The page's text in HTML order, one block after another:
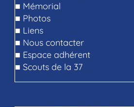
■ Mémorial
■ Photos
■ Liens
■ Nous contacter
■ Espace adhérent
■ Scouts de la 37